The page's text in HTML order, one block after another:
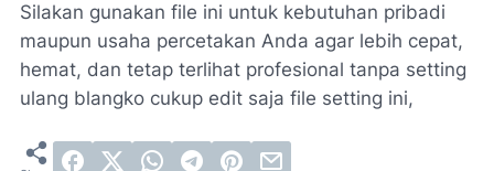
Silakan gunakan file ini untuk kebutuhan pribadi
maupun usaha percetakan Anda agar lebih cepat,
hemat, dan tetap terlihat profesional tanpa setting
ulang blangko cukup edit saja file setting ini,